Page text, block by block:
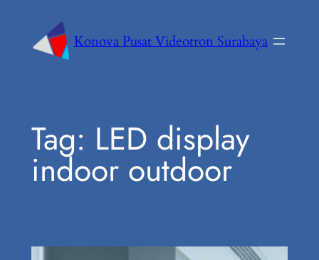
Konova Pusat Videotron Surabaya
Tag: LED display
indoor outdoor